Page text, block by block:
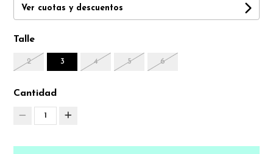
Ver cuotas y descuentos
Talle
2 3 4 5 6
Cantidad
1